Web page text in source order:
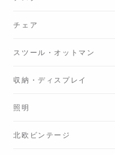
チェア
スツール・オットマン
収納・ディスプレイ
照明
北欧ビンテージ